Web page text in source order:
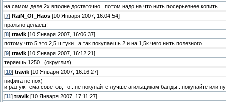
на самом деле 2х вполне достаточно...потом надо на что нить посерьезнее копить...
[7] RaiN_Of_Haos [10 Января 2007, 16:04:54]
прально делаеш!
[8] travik [10 Января 2007, 16:06:37]
потому что 5 это 2,5 штуки...а так покупаешь 2 и на 1,5к чего нить полезного...
[9] travik [10 Января 2007, 16:12:21]
теряешь 1250...(округлил)...
[10] travik [10 Января 2007, 16:16:27]
нифига не пох)
и раз уж тема советов, то...не покупайте лучше агильщикам банды...покупайте или
[11 ] travik [10 Января 2007, 17:11:27]